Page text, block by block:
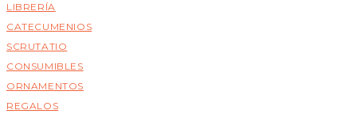
LIBRERÍA
CATECUMENIOS
SCRUTATIO
CONSUMIBLES
ORNAMENTOS
REGALOS